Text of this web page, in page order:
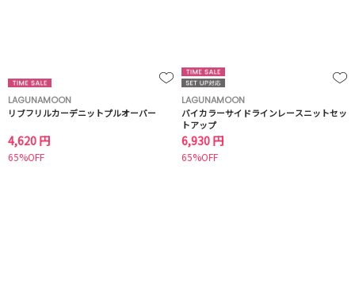
LAGUNAMOON
リブフリルカーデニットプルオーバー
4,620 円
65%OFF
LAGUNAMOON
バイカラーサイドラインレースニットセッ
トアップ
6,930 円
65%OFF